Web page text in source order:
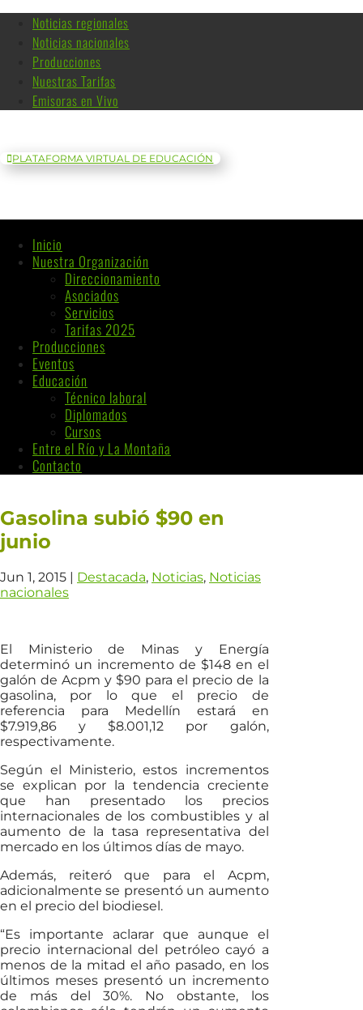
Noticias regionales
Noticias nacionales
Producciones
Nuestras Tarifas
Emisoras en Vivo
PLATAFORMA VIRTUAL DE EDUCACIÓN
Inicio
Nuestra Organización
Direccionamiento
Asociados
Servicios
Tarifas 2025
Producciones
Eventos
Educación
Técnico laboral
Diplomados
Cursos
Entre el Río y La Montaña
Contacto
Gasolina subió $90 en
junio
Jun 1, 2015 | Destacada, Noticias, Noticias
nacionales
El Ministerio de Minas y Energía
determinó un incremento de $148 en el
galón de Acpm y $90 para el precio de la
gasolina, por lo que el precio de
referencia para Medellín estará en
$7.919,86 y $8.001,12 por galón,
respectivamente.
Según el Ministerio, estos incrementos
se explican por la tendencia creciente
que han presentado los precios
internacionales de los combustibles y al
aumento de la tasa representativa del
mercado en los últimos días de mayo.
Además, reiteró que para el Acpm,
adicionalmente se presentó un aumento
en el precio del biodiesel.
“Es importante aclarar que aunque el
precio internacional del petróleo cayó a
menos de la mitad el año pasado, en los
últimos meses presentó un incremento
de más del 30%. No obstante, los